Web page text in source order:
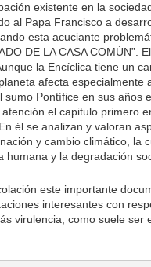
existente en la
al Papa Francisco a
esta acuciante
DE LA CASA
la Encíclica tiene un
afecta
sumo Pontífice en sus años
el capitulo primero
él se analizan y valoran
y cambio climático, la
humana y la degradación
este importante
interesantes con
virulencia, como suele